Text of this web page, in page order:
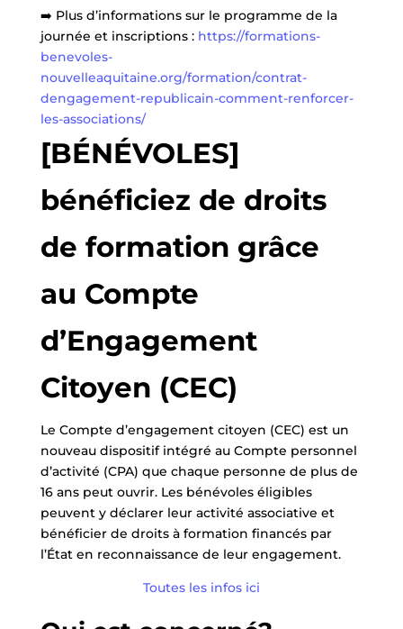
➡️ Plus d’informations sur le programme de la
journée et inscriptions : https://formations-
benevoles-
nouvelleaquitaine.org/formation/contrat-
dengagement-republicain-comment-renforcer-
les-associations/
[BÉNÉVOLES]
bénéficiez de droits
de formation grâce
au Compte
d’Engagement
Citoyen (CEC)
Le Compte d’engagement citoyen (CEC) est un
nouveau dispositif intégré au Compte personnel
d’activité (CPA) que chaque personne de plus de
16 ans peut ouvrir. Les bénévoles éligibles
peuvent y déclarer leur activité associative et
bénéficier de droits à formation financés par
l’État en reconnaissance de leur engagement.
Toutes les infos ici